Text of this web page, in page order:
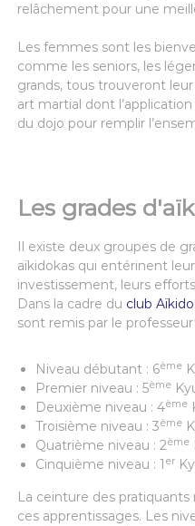
relâchement pour une
Les femmes sont les
comme les seniors, les
grands, tous trouveront
art martial dont
du dojo pour remplir
Les grades
Il existe deux groupes de
aïkidokas qui entérinent
investissement, leurs
Dans la cadre du club
sont remis par le professeur
Niveau débutant : 6ème
Premier niveau : 5ème
Deuxième niveau : 4ème
Troisième niveau : 3ème
Quatrième niveau : 2ème
Cinquième niveau : 1 er
La ceinture des
ces apprentissages. Les